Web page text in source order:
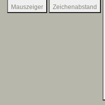
Mauszeiger Zeichenabstand